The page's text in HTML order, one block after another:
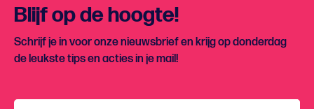
Blijf op de hoogte!
Schrijf je in voor onze nieuwsbrief en krijg op donderdag
de leukste tips en acties in je mail!